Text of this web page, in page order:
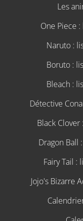
Les
One Piece
Naruto :
Boruto :
Bleach :
Détective
Black
Dragon Ball
Fairy Tail :
Jojo's Bizarre